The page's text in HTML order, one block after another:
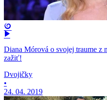
Diana Mórová o svojej traume z
zažiť!
Dvojičky
•
24. 04. 2019